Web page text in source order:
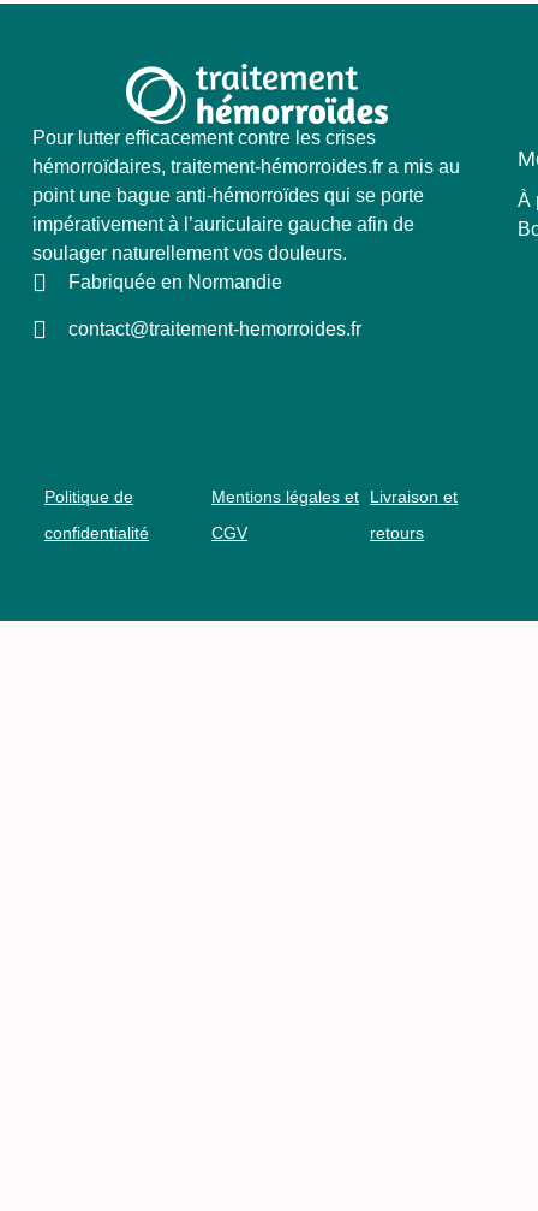
Pour lutter efficacement contre les crises
hémorroïdaires, traitement-hémorroides.fr a mis au
point une bague anti-hémorroïdes qui se porte
impérativement à l’auriculaire gauche afin de
soulager naturellement vos douleurs.
Fabriquée en Normandie
contact@traitement-hemorroides.fr
À
Politique de
confidentialité
Mentions légales et
CGV
Livraison et
retours